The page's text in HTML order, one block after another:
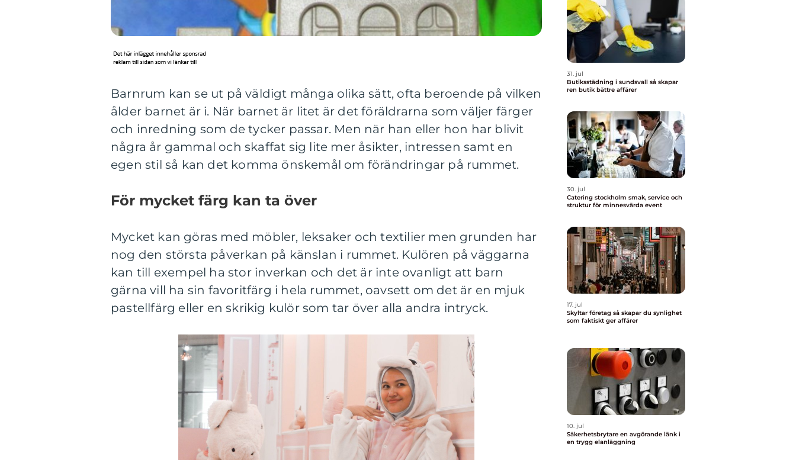
Barnrum kan se ut på väldigt många olika sätt, ofta beroende på vilken
ålder barnet är i. När barnet är litet är det föräldrarna som väljer färger
och inredning som de tycker passar. Men när han eller hon har blivit
några år gammal och skaffat sig lite mer åsikter, intressen samt en
egen stil så kan det komma önskemål om förändringar på rummet.
För mycket färg kan ta över
Mycket kan göras med möbler, leksaker och textilier men grunden har
nog den största påverkan på känslan i rummet. Kulören på väggarna
kan till exempel ha stor inverkan och det är inte ovanligt att barn
gärna vill ha sin favoritfärg i hela rummet, oavsett om det är en mjuk
pastellfärg eller en skrikig kulör som tar över alla andra intryck.
31. jul
Butiksstädning i sundsvall så skapar
ren butik bättre affärer
30. jul
Catering stockholm smak, service och
struktur för minnesvärda event
17. jul
Skyltar företag så skapar du synlighet
som faktiskt ger affärer
10. jul
Säkerhetsbrytare en avgörande länk i
en trygg elanläggning